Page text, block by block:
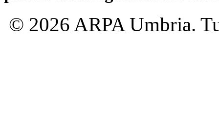
© 2026 ARPA Umbria.